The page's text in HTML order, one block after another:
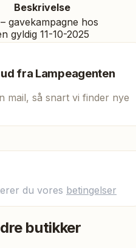
Beskrivelse
gavekampagne hos
gyldig 11-10-2025
fra Lampeagenten
mail, så snart vi finder nye
du vores betingelser
butikker